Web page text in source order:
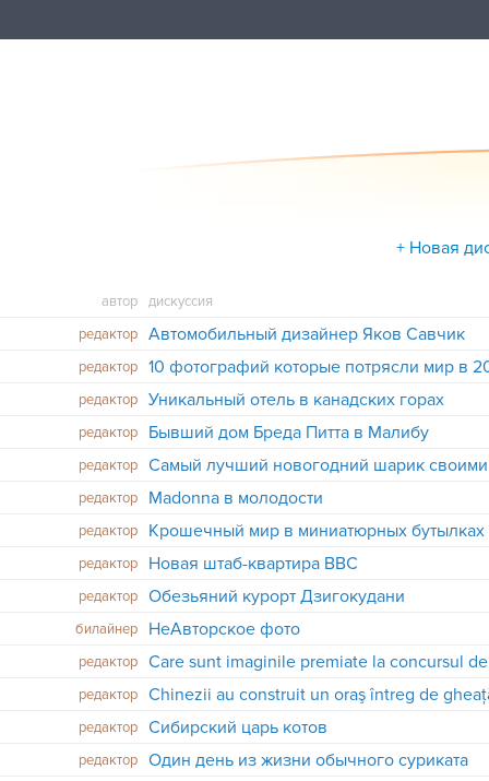
+ Новая
автор
дискуссия
редактор
Автомобильный дизайнер Яков Савчик
редактор 10 фотографий которые потрясли мир в
редактор Уникальный отель в канадских горах
редактор Бывший дом Бреда Питта в Малибу
редактор Самый лучший новогодний шарик
редактор Madonna в молодости
редактор Крошечный мир в миниатюрных бутылках
редактор Новая штаб-квартира BBC
редактор Обезьяний курорт Дзигокудани
билайнер НеАвторское фото
редактор
редактор
Chinezii au construit un oraş întreg de
редактор Сибирский царь котов
редактор Один день из жизни обычного суриката